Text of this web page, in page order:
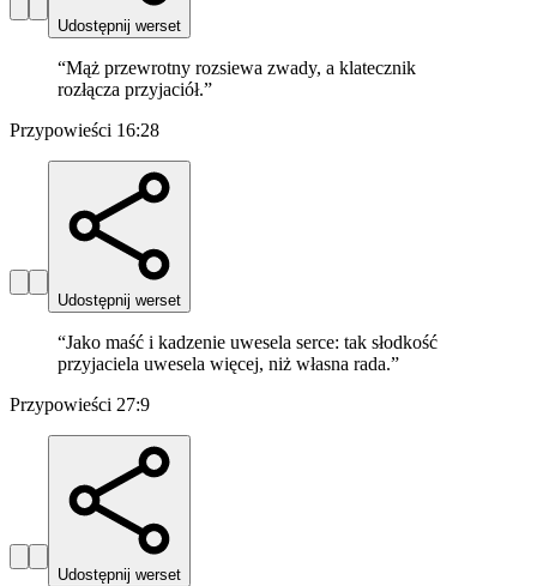
Udostępnij werset
“Mąż przewrotny rozsiewa zwady, a klatecznik
rozłącza przyjaciół.”
Przypowieści 16:28
Udostępnij werset
“Jako maść i kadzenie uwesela serce: tak słodkość
przyjaciela uwesela więcej, niż własna rada.”
Przypowieści 27:9
Udostępnij werset